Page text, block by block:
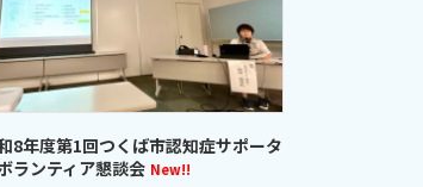
8年度第1回つくば市認知症サポータ
ランティア懇談会 New!!